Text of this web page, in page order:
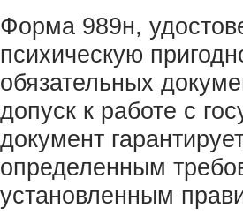
Форма 989н,
психическую
обязательных
допуск к работе с
документ
определенным
установленным